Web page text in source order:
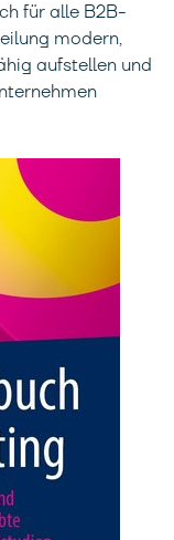
für alle B2B-
modern,
aufstellen und